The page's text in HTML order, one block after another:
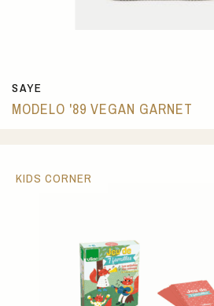
SAYE
MODELO '89 VEGAN GARNET
KIDS CORNER